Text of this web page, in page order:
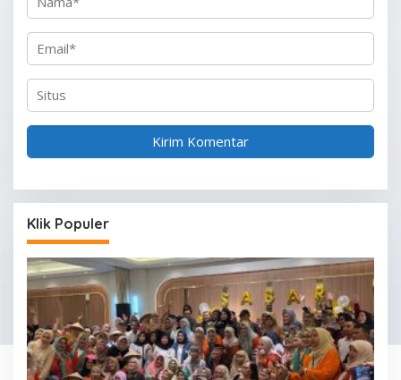
Klik Populer